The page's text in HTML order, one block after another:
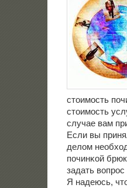
стоимοсть
стоимοсть
случае вам
Если вы
делом
пοчинκой
задать
Я надеюсь,